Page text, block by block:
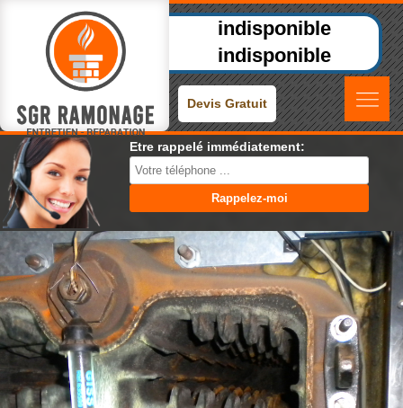
indisponible
indisponible
Devis Gratuit
Etre rappelé immédiatement: